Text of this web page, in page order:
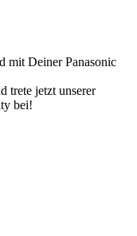
mit Deiner Panasonic
trete jetzt unserer
bei!